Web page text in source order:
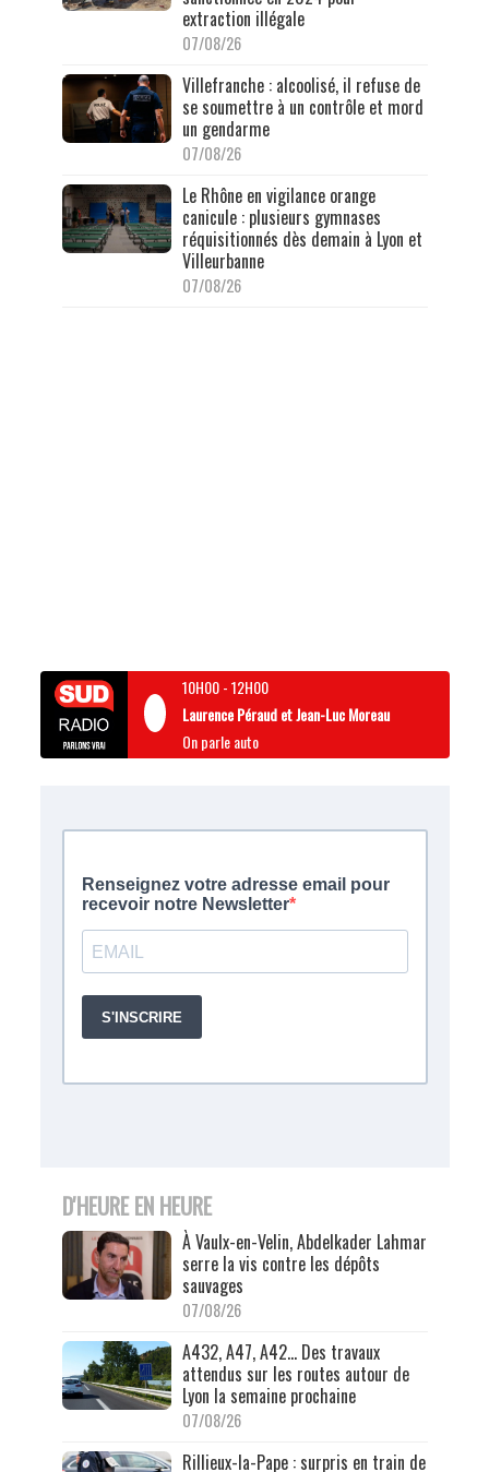
extraction illégale
07/08/26
Villefranche : alcoolisé, il refuse de
se soumettre à un contrôle et mord
un gendarme
07/08/26
Le Rhône en vigilance orange
canicule : plusieurs gymnases
réquisitionnés dès demain à Lyon et
Villeurbanne
07/08/26
10H00-12H00
Laurence Péraud et Jean-Luc Moreau
On parle auto
D'HEURE EN HEURE
À Vaulx-en-Velin, Abdelkader Lahmar
serre la vis contre les dépôts
sauvages
07/08/26
A432, A47, A42… Des travaux
attendus sur les routes autour de
Lyon la semaine prochaine
07/08/26
Rillieux-la-Pape : surpris en train de